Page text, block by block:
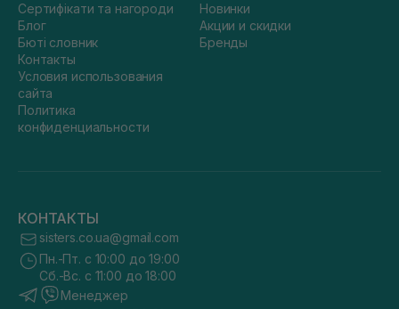
Сертифікати та нагороди
Блог
Бюті словник
Контакты
Условия использования
сайта
Политика
конфиденциальности
Новинки
Акции и скидки
Бренды
КОНТАКТЫ
sisters.co.ua@gmail.com
Пн.-Пт. с 10:00 до 19:00
Сб.-Вс. с 11:00 до 18:00
Менеджер